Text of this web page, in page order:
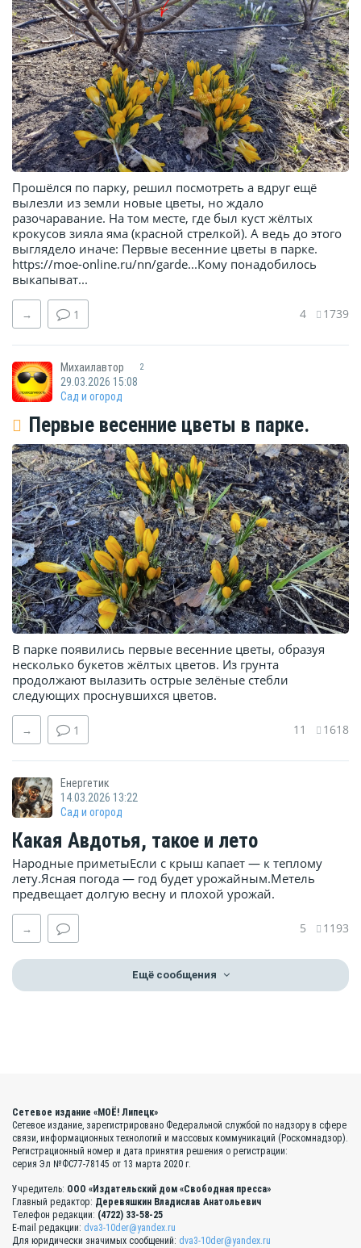
Прошёлся по парку, решил посмотреть а вдруг ещё
вылезли из земли новые цветы, но ждало
разочаравание. На том месте, где был куст жёлтых
крокусов зияла яма (красной стрелкой). А ведь до этого
выглядело иначе: Первые весенние цветы в парке.
https://moe-online.ru/nn/garde...Кому понадобилось
выкапыват...
→ 1 4 1739
Михаилавтор 2
29.03.2026 15:08
Сад и огород
Первые весенние цветы в парке.
В парке появились первые весенние цветы, образуя
несколько букетов жёлтых цветов. Из грунта
продолжают вылазить острые зелёные стебли
следующих проснувшихся цветов.
→ 1 11 1618
Енергетик
14.03.2026 13:22
Сад и огород
Какая Авдотья, такое и лето
Народные приметыЕсли с крыш капает — к теплому
лету.Ясная погода — год будет урожайным.Метель
предвещает долгую весну и плохой урожай.
→ 5 1193
Ещё сообщения
Сетевое издание «МОЁ! Липецк»
Сетевое издание, зарегистрировано Федеральной службой по надзору в сфере
связи, информационных технологий и массовых коммуникаций (Роскомнадзор).
Регистрационный номер и дата принятия решения о регистрации:
серия Эл №ФС77-78145 от 13 марта 2020 г.
Учредитель: ООО «Издательский дом «Свободная пресса»
Главный редактор: Деревяшкин Владислав Анатольевич
Телефон редакции: (4722) 33-58-25
E-mail редакции: dva3-10der@yandex.ru
Для юридически значимых сообщений: dva3-10der@yandex.ru